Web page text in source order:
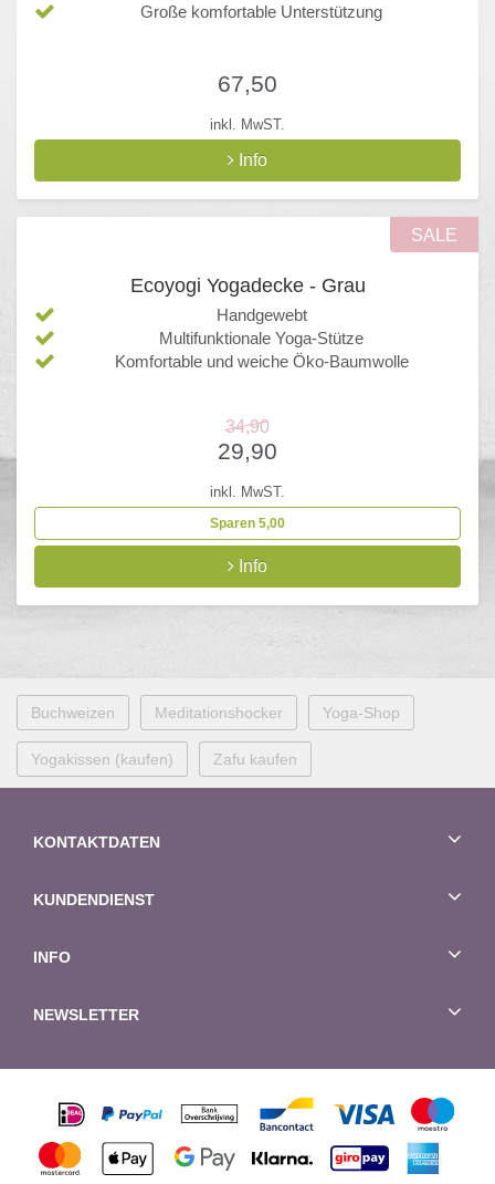
Große komfortable Unterstützung
67,50
inkl. MwST.
Info
SALE
Ecoyogi Yogadecke - Grau
Handgewebt
Multifunktionale Yoga-Stütze
Komfortable und weiche Öko-Baumwolle
34,90
29,90
inkl. MwST.
Sparen 5,00
Info
Buchweizen Meditationshocker Yoga-Shop
Yogakissen (kaufen) Zafu kaufen
KONTAKTDATEN
KUNDENDIENST
INFO
NEWSLETTER